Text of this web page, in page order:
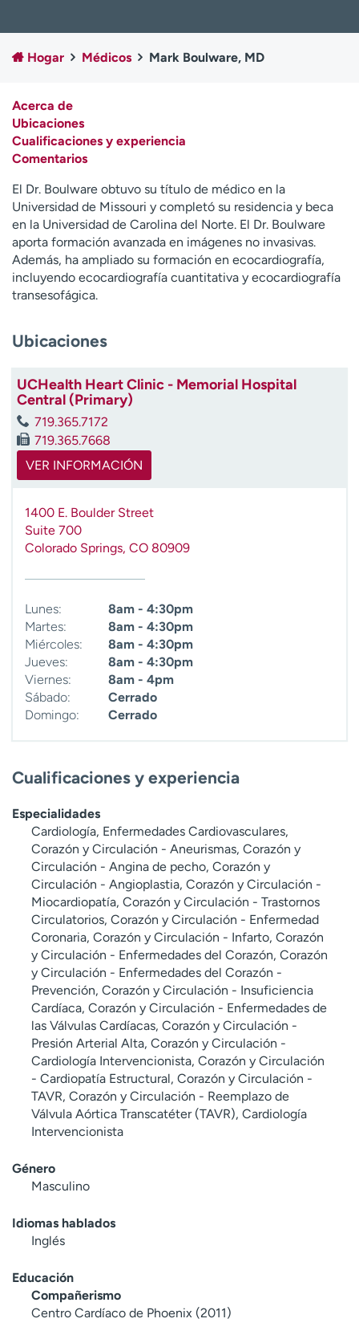
Empleados
Profesionales
Atención a medios de
Asistencia financiera
Contáctenos
A
y
d
a
m
e
a
e
n
o
Hogar Médicos Mark Boulware, MD
Acerca de
Ubicaciones
Cualificaciones y experiencia
Comentarios
El Dr. Boulware obtuvo su título de médico en la
Universidad de Missouri y completó su residencia y beca
en la Universidad de Carolina del Norte. El Dr. Boulware
aporta formación avanzada en imágenes no invasivas.
Además, ha ampliado su formación en ecocardiografía,
incluyendo ecocardiografía cuantitativa y ecocardiografía
transesofágica.
Ubicaciones
UCHealth Heart Clinic - Memorial Hospital
Central (Primary)
719.365.7172
719.365.7668
VER INFORMACIÓN
1400 E. Boulder Street
Suite 700
Colorado Springs, CO 80909
Lunes:
8am - 4:30pm
Martes:
8am - 4:30pm
Miércoles:
8am - 4:30pm
Jueves:
8am - 4:30pm
Viernes:
8am - 4pm
Sábado:
Cerrado
Domingo:
Cerrado
Cualificaciones y experiencia
Especialidades
Cardiología, Enfermedades Cardiovasculares,
Corazón y Circulación - Aneurismas, Corazón y
Circulación - Angina de pecho, Corazón y
Circulación - Angioplastia, Corazón y Circulación -
Miocardiopatía, Corazón y Circulación - Trastornos
Circulatorios, Corazón y Circulación - Enfermedad
Coronaria, Corazón y Circulación - Infarto, Corazón
y Circulación - Enfermedades del Corazón, Corazón
y Circulación - Enfermedades del Corazón -
Prevención, Corazón y Circulación - Insuficiencia
Cardíaca, Corazón y Circulación - Enfermedades de
las Válvulas Cardíacas, Corazón y Circulación -
Presión Arterial Alta, Corazón y Circulación -
Cardiología Intervencionista, Corazón y Circulación
- Cardiopatía Estructural, Corazón y Circulación -
TAVR, Corazón y Circulación - Reemplazo de
Válvula Aórtica Transcatéter (TAVR), Cardiología
Intervencionista
Género
Masculino
Idiomas hablados
Inglés
Educación
Compañerismo
Centro Cardíaco de Phoenix (2011)